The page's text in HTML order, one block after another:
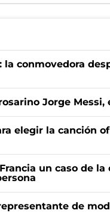
la conmovedora
Jorge Messi,
elegir la canción
un caso de la
de